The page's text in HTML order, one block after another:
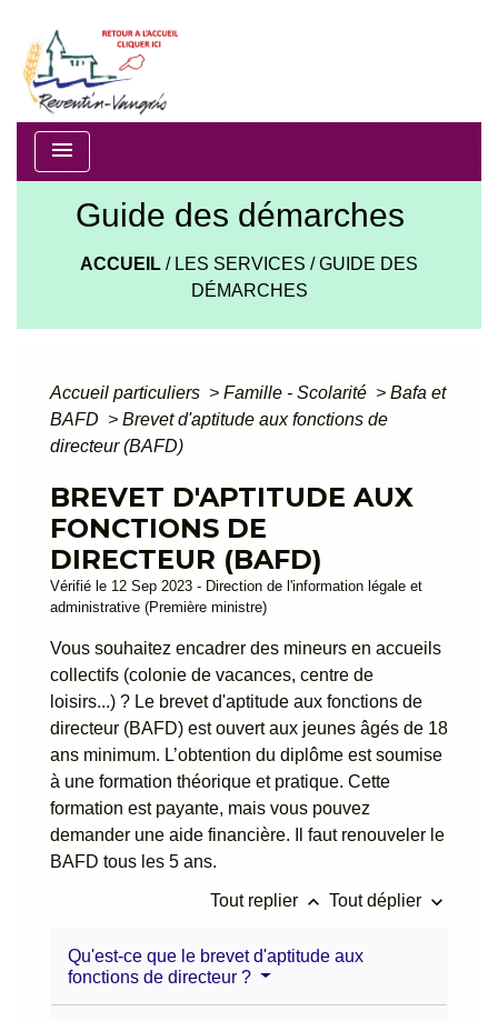
menu
Guide des démarches
ACCUEIL / LES SERVICES /GUIDE DES
DÉMARCHES
Accueil particuliers > Famille - Scolarité > Bafa et
BAFD > Brevet d'aptitude aux fonctions de
directeur (BAFD)
BREVET D'APTITUDE AUX
FONCTIONS DE
DIRECTEUR (BAFD)
Vérifié le 12 Sep 2023 - Direction de l'information légale et
administrative (Première ministre)
Vous souhaitez encadrer des mineurs en accueils
collectifs (colonie de vacances, centre de
loisirs...) ? Le brevet d'aptitude aux fonctions de
directeur (BAFD) est ouvert aux jeunes âgés de 18
ans minimum. L’obtention du diplôme est soumise
à une formation théorique et pratique. Cette
formation est payante, mais vous pouvez
demander une aide financière. Il faut renouveler le
BAFD tous les 5 ans.
Tout replier keyboard_arrow_up Tout déplier keyboard_arrow_down
Qu'est-ce que le brevet d'aptitude aux
fonctions de directeur ?